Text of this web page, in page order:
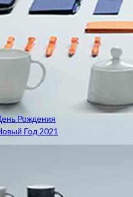
Рождения
Год 2021